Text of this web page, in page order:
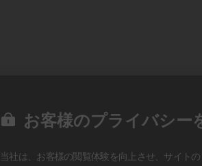
お客様のプライバシー
当社は、お客様の閲覧体験を向上させ、サイトの